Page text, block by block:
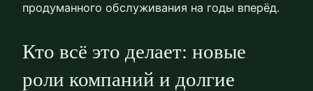
продуманного обслуживания на годы вперёд.
Кто всё это делает: новые
роли компаний и долгие